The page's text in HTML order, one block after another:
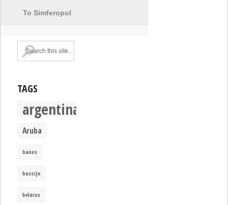
To Simferopol
TAGS
argentina
Aruba
banos
basszje
belarus